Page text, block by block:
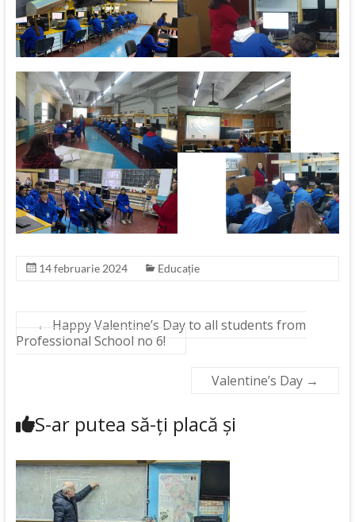
14 februarie 2024 Educație
←
Happy Valentine’s Day to all students from
Professional School no 6!
Valentine’s Day →
S-ar putea să-ți placă și